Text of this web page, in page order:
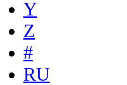
Y
Z
#
RU